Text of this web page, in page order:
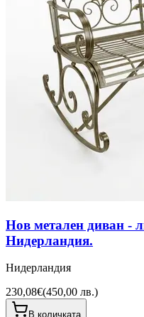
Нов метален диван -
Нидерландия.
Нидерландия
230,08€(450,00 лв.)
В количката